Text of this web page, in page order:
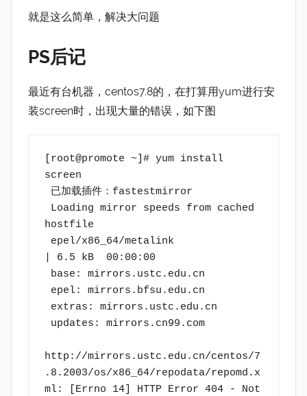
就是这么简单，解决大问题
PS后记
最近有台机器，centos7.8的，在打算用yum进行安
装screen时，出现大量的错误，如下图
[root@promote ~]# yum install
screen
已加载插件：fastestmirror
hostfile
| 6.5 kB  00:00:00
base: mirrors.ustc.edu.cn
epel: mirrors.bfsu.edu.cn
extras: mirrors.ustc.edu.cn
updates: mirrors.cn99.com
http://mirrors.ustc.edu.cn/centos/7
.8.2003/os/x86_64/repodata/repomd.x
ml: [Errno 14] HTTP Error 404 - Not